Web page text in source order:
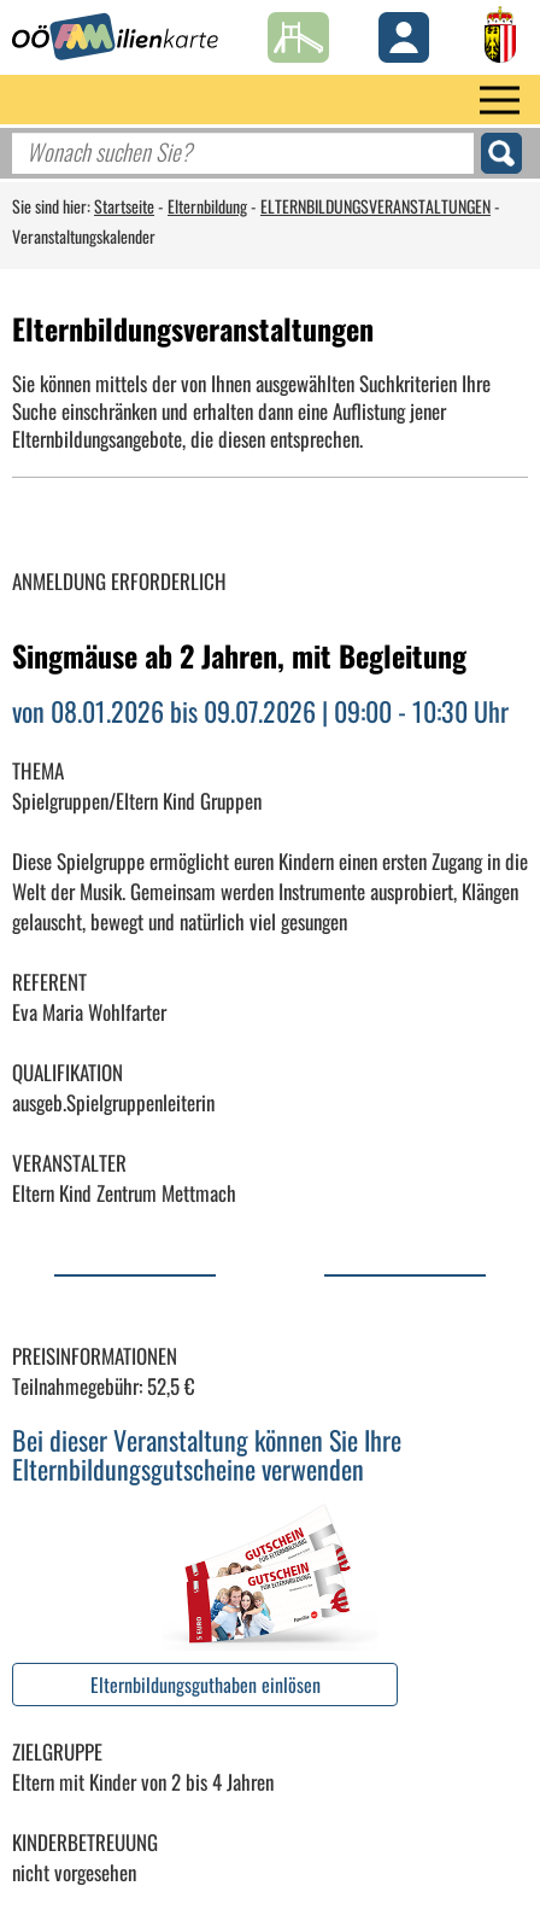
Sie sind hier:Startseite-Elternbildung-ELTERNBILDUNGSVERANSTALTUNGEN-
Veranstaltungskalender
Elternbildungsveranstaltungen
Sie können mittels der von Ihnen ausgewählten Suchkriterien Ihre
Suche einschränken und erhalten dann eine Auflistung jener
Elternbildungsangebote, die diesen entsprechen.
ANMELDUNG ERFORDERLICH
Singmäuse ab 2 Jahren, mit Begleitung
von 08.01.2026 bis 09.07.2026 | 09:00 - 10:30 Uhr
THEMA
Spielgruppen/Eltern Kind Gruppen
Diese Spielgruppe ermöglicht euren Kindern einen ersten Zugang in die
Welt der Musik. Gemeinsam werden Instrumente ausprobiert, Klängen
gelauscht, bewegt und natürlich viel gesungen
REFERENT
Eva Maria Wohlfarter
QUALIFIKATION
ausgeb.Spielgruppenleiterin
VERANSTALTER
Eltern Kind Zentrum Mettmach
PREISINFORMATIONEN
Teilnahmegebühr: 52,5 €
Bei dieser Veranstaltung können Sie Ihre
Elternbildungsgutscheine verwenden
Elternbildungsguthaben einlösen
ZIELGRUPPE
Eltern mit Kinder von 2 bis 4 Jahren
KINDERBETREUUNG
nicht vorgesehen